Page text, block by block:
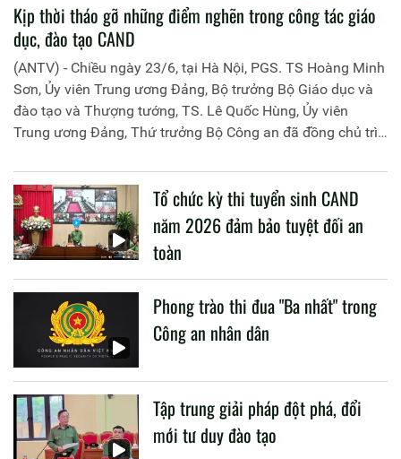
Kịp thời tháo gỡ những điểm nghẽn trong công tác giáo
dục, đào tạo CAND
(ANTV) - Chiều ngày 23/6, tại Hà Nội, PGS. TS Hoàng Minh
Sơn, Ủy viên Trung ương Đảng, Bộ trưởng Bộ Giáo dục và
đào tạo và Thượng tướng, TS. Lê Quốc Hùng, Ủy viên
Trung ương Đảng, Thứ trưởng Bộ Công an đã đồng chủ trì
liên quan đến công tác giáo dục và đào tạo của lực lượng
CAND.
Tổ chức kỳ thi tuyển sinh CAND
năm 2026 đảm bảo tuyệt đối an
toàn
Phong trào thi đua "Ba nhất" trong
Công an nhân dân
Tập trung giải pháp đột phá, đổi
mới tư duy đào tạo